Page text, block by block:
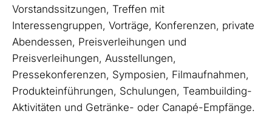
Vorstandssitzungen, Treffen mit
Interessengruppen, Vorträge, Konferenzen, private
Abendessen, Preisverleihungen und
Preisverleihungen, Ausstellungen,
Pressekonferenzen, Symposien, Filmaufnahmen,
Produkteinführungen, Schulungen, Teambuilding-
Aktivitäten und Getränke- oder Canapé-Empfänge.